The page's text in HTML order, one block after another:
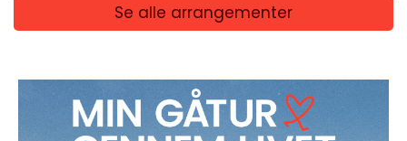
Se alle arrangementer